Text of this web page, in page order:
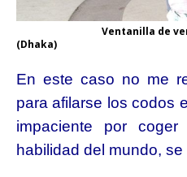
Ventanilla de venta de
(Dhaka)
En este caso no me
para afilarse los codos
impaciente por
habilidad del mundo, se